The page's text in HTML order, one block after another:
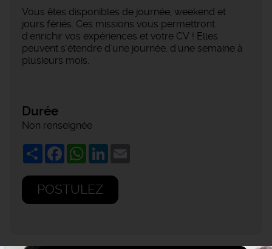
Vous êtes disponibles de journée, weekend et
jours fériés. Ces missions vous permettront
d'enrichir vos expériences et votre CV ! Elles
peuvent s'étendre d'une journée, d'une semaine à
plusieurs mois.
Durée
Non renseignée
ShareFacebookWhatsApp
LinkedIn
POSTULEZ